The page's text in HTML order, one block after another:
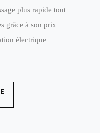
plus rapide tout
grâce à son prix
électrique